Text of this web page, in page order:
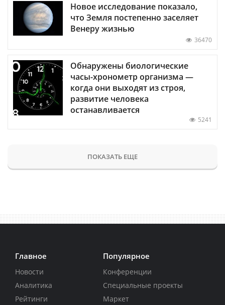
Новое исследование показало,
что Земля постепенно заселяет
Венеру жизнью
36470
Обнаружены биологические
часы-хронометр организма —
когда они выходят из строя,
развитие человека
останавливается
5241
ПОКАЗАТЬ ЕЩЕ
Главное
Новости
Аналитика
Рейтинги
Популярное
Конференции
Специальные проекты
Маркет